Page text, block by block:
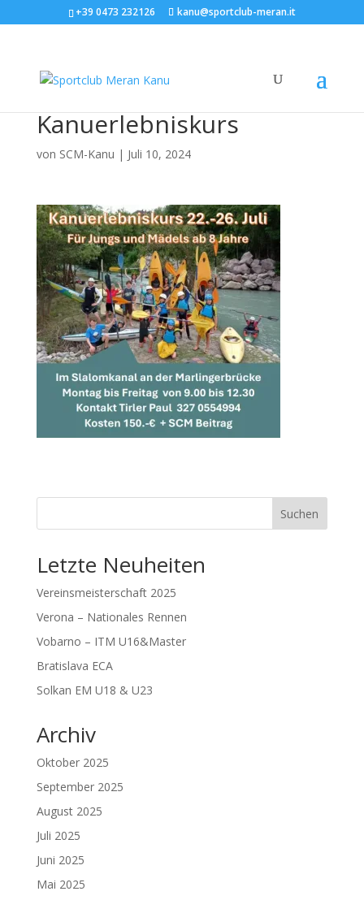
+39 0473 232126 kanu@sportclub-meran.it
Kanuerlebniskurs
von SCM-Kanu | Juli 10, 2024
Suchen
Letzte Neuheiten
Vereinsmeisterschaft 2025
Verona – Nationales Rennen
Vobarno – ITM U16&Master
Bratislava ECA
Solkan EM U18 & U23
Archiv
Oktober 2025
September 2025
August 2025
Juli 2025
Juni 2025
Mai 2025